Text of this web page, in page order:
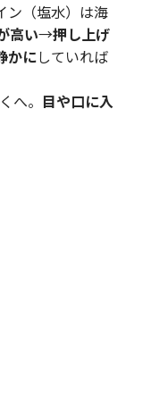
ン（塩水）は海
高い→押し上げ
かにしていれば
へ。 目や口に入